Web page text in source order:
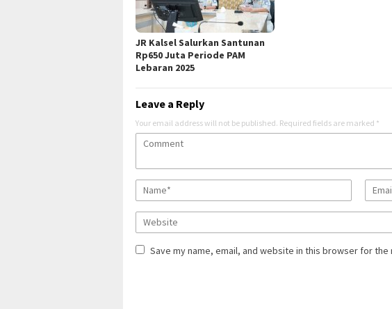
JR Kalsel Salurkan Santunan
Rp650 Juta Periode PAM
Lebaran 2025
Leave a Reply
Your email address will not be published. Required fields are marked *
Save my name, email, and website in this browser for the